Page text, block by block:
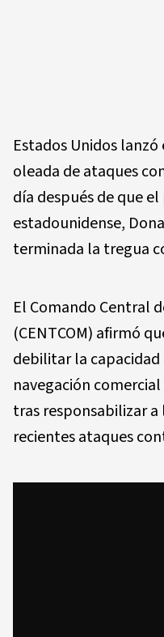
Estados Unidos
oleada de ataques
día después de que
estadounidense,
terminada la tregua
El Comando Central
(CENTCOM) afirmó
debilitar la
navegación
tras responsabilizar
recientes ataques